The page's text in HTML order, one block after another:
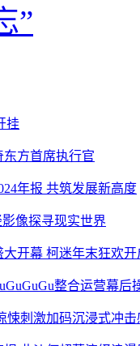
”
挂
方首席执行官
年报 共筑发展新高度
像探寻现实世界
开幕 柯迷年末狂欢开
整合运营幕后
悚刺激加码沉浸式冲击